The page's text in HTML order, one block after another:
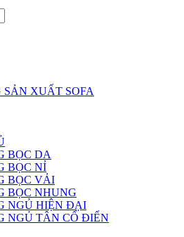
SẢN XUẤT SOFA
BỌC DA
BỌC NỈ
BỌC VẢI
BỌC NHUNG
NGỦ HIỆN ĐẠI
NGỦ TÂN CỔ ĐIỂN